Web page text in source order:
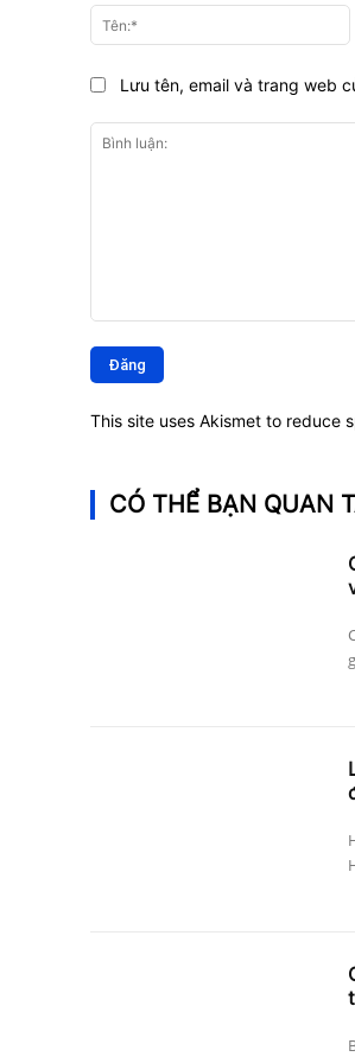
luận:
Lưu tên, email và trang web
This site uses Akismet to reduce
CÓ THỂ BẠN QUAN